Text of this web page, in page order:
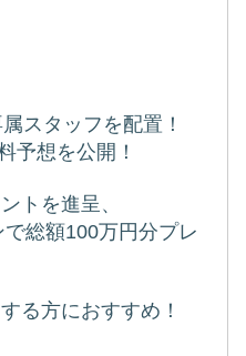
スタッフを配置！
予想を公開！
トを進呈、
総額100万円分プレ
る方におすすめ！